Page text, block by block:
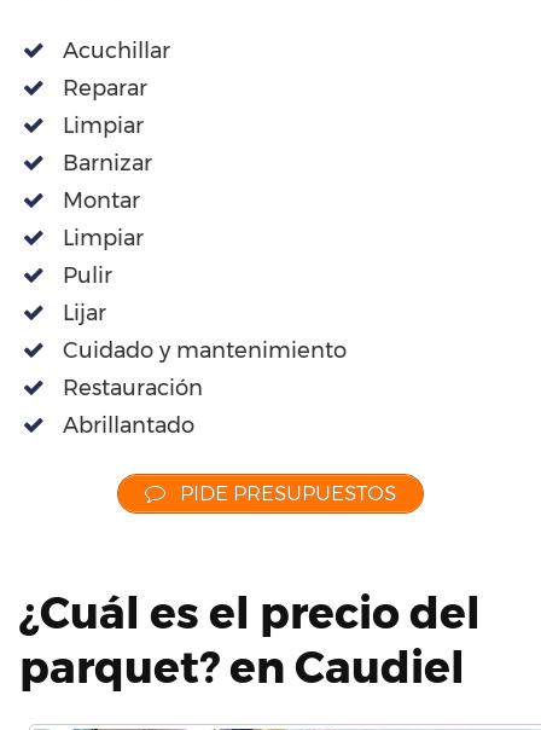
Acuchillar
Reparar
Limpiar
Barnizar
Montar
Limpiar
Pulir
Lijar
Cuidado y mantenimiento
Restauración
Abrillantado
PIDE PRESUPUESTOS
¿Cuál es el precio del
parquet? en Caudiel